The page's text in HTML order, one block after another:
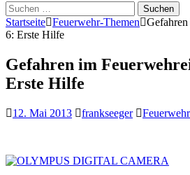
Suchen
nach:
Startseite Feuerwehr-Themen
6: Erste Hilfe
Gefahren im
Erste Hilfe
12. Mai 2013 frankseeger